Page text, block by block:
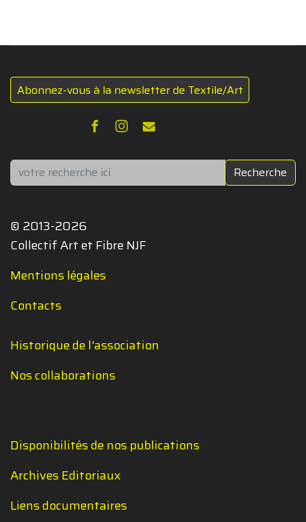
Abonnez-vous à la newsletter de Textile/Art
Rechercher Recherche
© 2013-2026
Collectif Art et Fibre NJF
Mentions légales
Contacts
Historique de l'association
Nos collaborations
Disponibilités de nos publications
Archives Editoriaux
Liens documentaires